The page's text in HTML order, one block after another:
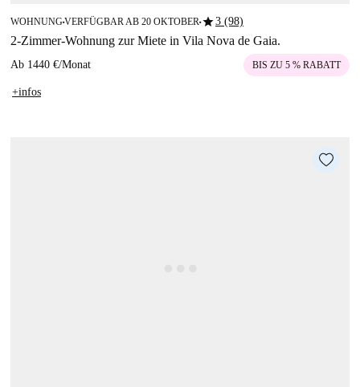
WOHNUNG■VERFÜGBAR AB 20 OKTOBER■star3 (98)
2-Zimmer-Wohnung zur Miete in Vila Nova de Gaia.
Ab 1440 €/Monat BIS ZU 5 % RABATT
+infos